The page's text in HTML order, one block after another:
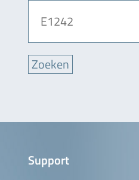
Support